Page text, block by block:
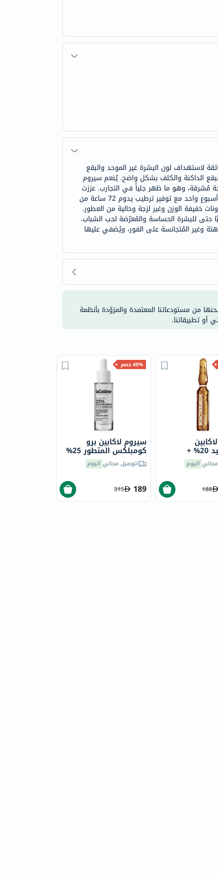
مُصمم بعناية فائقة لاستهداف لون البشرة غير الموحد والبقع
الداكنة والكلف بشكل واضح. يُنعم سيروم
مُشرقة، وهو ما ظهر جلياً في التجارب. عززت
التركيبة إشراقة البشرة بنسبة تصل إلى 15.6% بعد استخدام واحد فقط، وحققت تحسناً بنسبة 7.5% في ملمس البشرة خلال أسبوع واحد مع توفير ترطيب يدوم 72 ساعة من
خفيفة الوزن وغير لزجة وخالية من العطور.
ومستخلص الطحالب المرجانية، وفيتامين ب12، مما يجعله مناسبًا حتى للبشرة الحساسة والمُعرّضة لحب الشباب.
وغير المُتجانسة على الفور، ويُضفي عليها
من مستودعاتنا المعتمدة والمزوّدة بأنظمة
أو تطبيقاتنا.
40% خصم
سيروم لاكابين برو
كومبلكس المتطور 25%
نياسيناميد 30 مل
توصيل مجاني اليوم
189
315
نياسيناميد 20% +
كومبلكس برو
اليوم
188